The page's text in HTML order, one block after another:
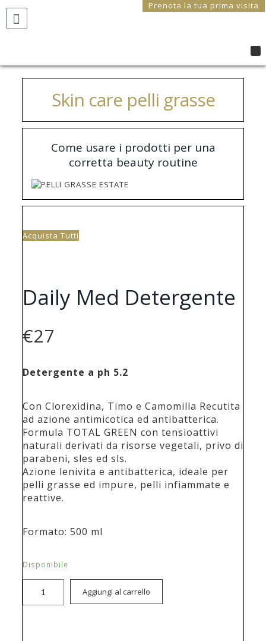
Prenota la tua prima visita
Skin care pelli grasse
Come usare i prodotti per una
corretta beauty routine
Acquista Tutti
Daily Med Detergente
€27
Detergente a ph 5.2
Con Clorexidina, Timo e Camomilla Recutita
ad azione antimicotica ed antibatterica.
Formula TOTAL GREEN con tensioattivi
naturali derivati da risorse vegetali, privo di
parabeni, sles ed sls.
Azione lenivita e antibatterica, ideale per
pelli grasse ed impure, pelli infiammate e
reattive.
Formato: 500 ml
Disponibile
Aggiungi al carrello